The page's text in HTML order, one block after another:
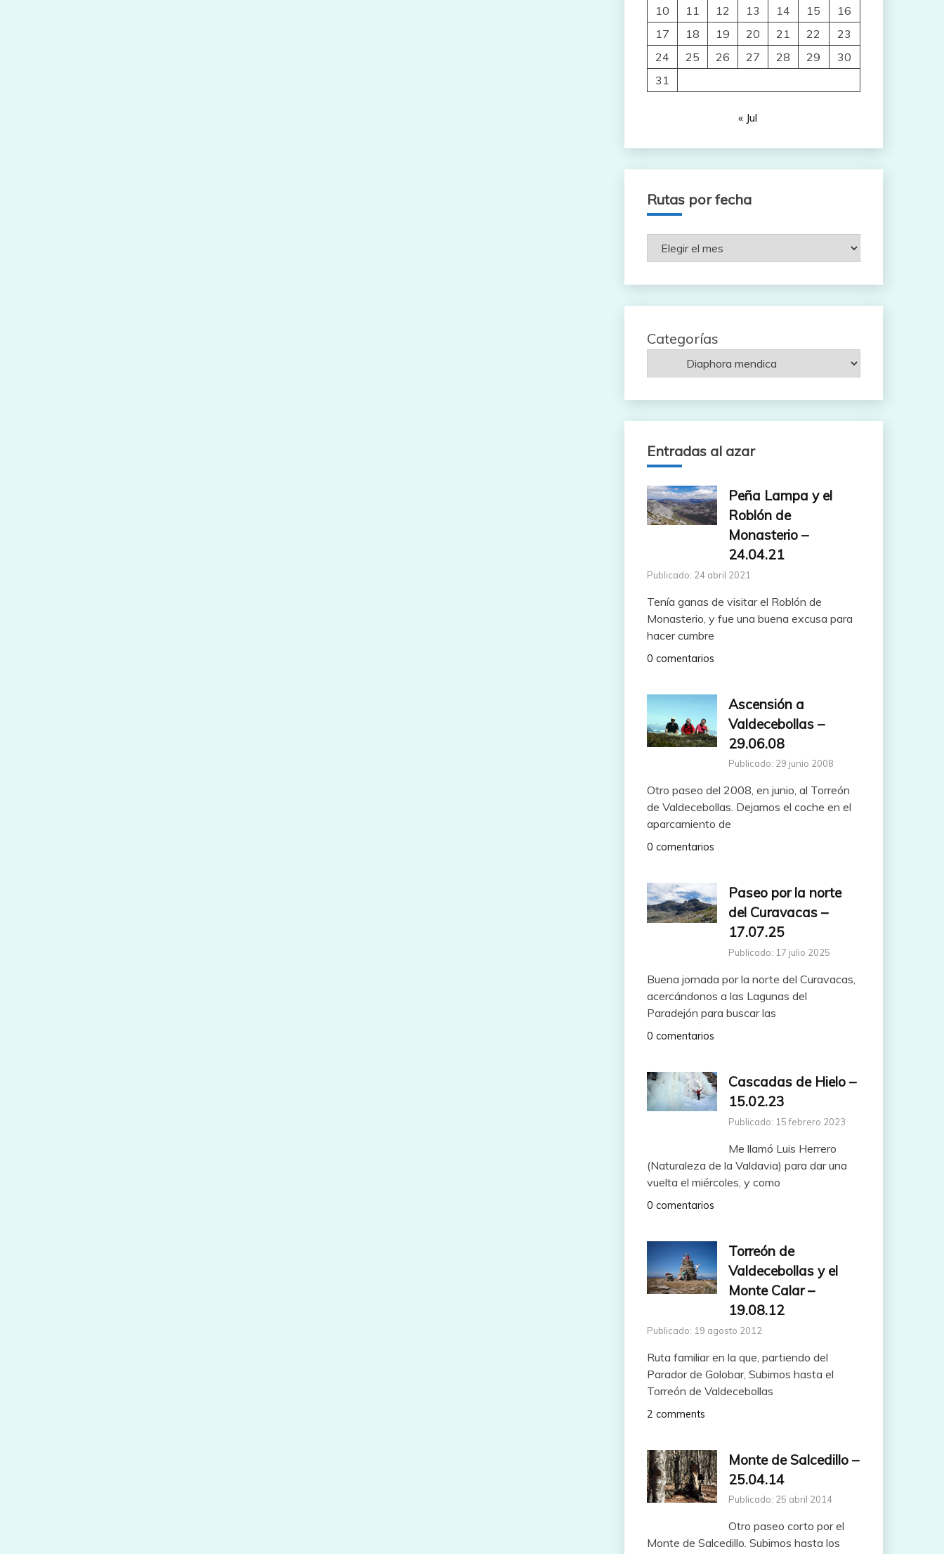
10
11 12 13 14 15
16
17
18 19 20 21 22
23
24
25 26 27 28 29
30
31
« Jul
Rutas por fecha
Rutas
Categorías
Entradas al azar
Peña Lampa y el
Roblón de
Monasterio –
24.04.21
Publicado: 24 abril 2021
Tenía ganas de visitar el Roblón de
Monasterio, y fue una buena excusa para
hacer cumbre
0 comentarios
Ascensión a
Valdecebollas –
29.06.08
Publicado: 29 junio 2008
Otro paseo del 2008, en junio, al Torreón
de Valdecebollas. Dejamos el coche en el
aparcamiento de
0 comentarios
Paseo por la norte
del Curavacas –
17.07.25
Publicado: 17 julio 2025
Buena jornada por la norte del Curavacas,
acercándonos a las Lagunas del
Paradejón para buscar las
0 comentarios
Cascadas de Hielo –
15.02.23
Publicado: 15 febrero 2023
Me llamó Luis Herrero
(Naturaleza de la Valdavia) para dar una
vuelta el miércoles, y como
0 comentarios
Torreón de
Valdecebollas y el
Monte Calar –
19.08.12
Publicado: 19 agosto 2012
Ruta familiar en la que, partiendo del
Parador de Golobar, Subimos hasta el
Torreón de Valdecebollas
2 comments
Monte de Salcedillo –
25.04.14
Publicado: 25 abril 2014
Otro paseo corto por el
Monte de Salcedillo. Subimos hasta los